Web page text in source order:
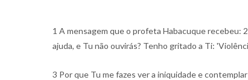
1 A mensagem que o profeta Habacuque recebeu:
ajuda, e Tu não ouvirás? Tenho gritado a Ti:
3 Por que Tu me fazes ver a iniquidade e